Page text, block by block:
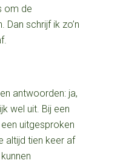
om de
Dan schrijf ik zo’n
antwoorden: ja,
wel uit. Bij een
uitgesproken
altijd tien keer af